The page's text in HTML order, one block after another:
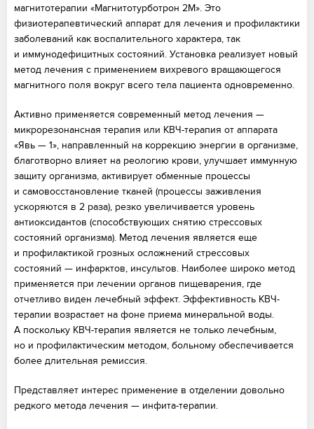
магнитотерапии «Магнитотурботрон 2М». Это
физиотерапевтический аппарат для лечения и профилактики
заболеваний как воспалительного характера, так
и иммунодефицитных состояний. Установка реализует новый
метод лечения с применением вихревого вращающегося
магнитного поля вокруг всего тела пациента одновременно.
Активно применяется современный метод лечения —
микрорезонансная терапия или КВЧ-терапия от аппарата
«Явь — 1», направленный на коррекцию энергии в организме,
благотворно влияет на реологию крови, улучшает иммунную
защиту организма, активирует обменные процессы
и самовосстановление тканей (процессы заживления
ускоряются в 2 раза), резко увеличивается уровень
антиоксидантов (способствующих снятию стрессовых
состояний организма). Метод лечения является еще
и профилактикой грозных осложнений стрессовых
состояний — инфарктов, инсультов. Наиболее широко метод
применяется при лечении органов пищеварения, где
отчетливо виден лечебный эффект. Эффективность КВЧ-
терапии возрастает на фоне приема минеральной воды.
А поскольку КВЧ-терапия является не только лечебным,
но и профилактическим методом, больному обеспечивается
более длительная ремиссия.
Представляет интерес применение в отделении довольно
редкого метода лечения — инфита-терапии.